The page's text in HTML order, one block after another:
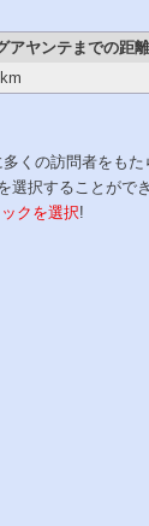
アヤンテまでの距離
くの訪問者をもた
選択することがで
クを選択!